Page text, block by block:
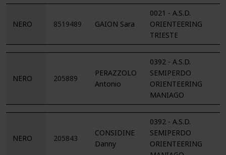
NERO 8519489 GAION Sara
0021 - A.S.D.
ORIENTEERING
TRIESTE
NERO 205889
PERAZZOLO
Antonio
0392 - A.S.D.
SEMIPERDO
ORIENTEERING
MANIAGO
NERO 205843
CONSIDINE
Danny
0392 - A.S.D.
SEMIPERDO
ORIENTEERING